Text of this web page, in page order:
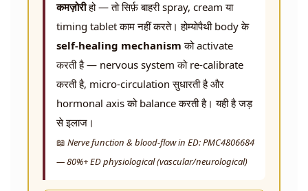
कमज़ोरीहो — तो सिर्फ़ बाहरी spray, cream या
timing tablet काम नहीं करते। होम्योपैथी body के
self-healing mechanism को activate
करती है — nervous system को re-calibrate
करती है, micro-circulation सुधारती है और
hormonal axis को balance करती है। यही है जड़
से इलाज।
📖 Nerve function & blood-flow in ED: PMC4806684
— 80%+ ED physiological (vascular/neurological)